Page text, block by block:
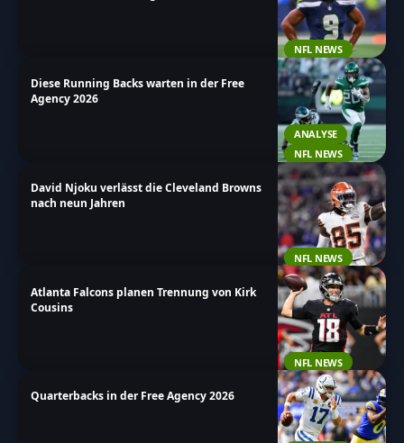
NFL NEWS
ANALYSE
NFL NEWS
Diese Running Backs warten in der Free
Agency 2026
NFL NEWS
David Njoku verlässt die Cleveland Browns
nach neun Jahren
NFL NEWS
Atlanta Falcons planen Trennung von Kirk
Cousins
Quarterbacks in der Free Agency 2026